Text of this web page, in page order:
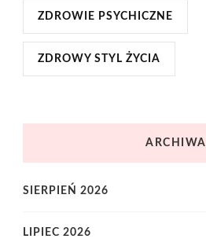
ZDROWIE PSYCHICZNE
ZDROWY STYL ŻYCIA
ARCHIWA
SIERPIEŃ 2026
LIPIEC 2026